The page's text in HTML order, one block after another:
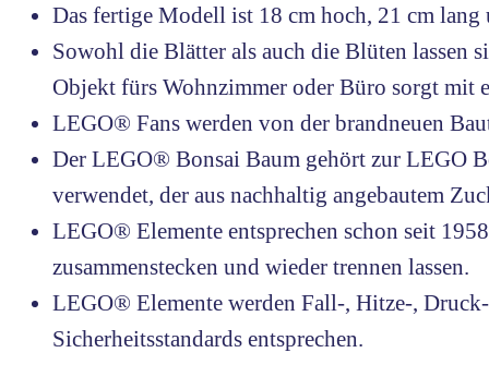
Das fertige Modell ist 18 cm hoch, 21 cm lang
Sowohl die Blätter als auch die Blüten lassen
Objekt fürs Wohnzimmer oder Büro sorgt mit
LEGO® Fans werden von der brandneuen
Der LEGO® Bonsai Baum gehört zur LEGO
verwendet, der aus nachhaltig angebautem
LEGO® Elemente entsprechen schon seit
zusammenstecken und wieder trennen lassen.
LEGO® Elemente werden Fall-, Hitze-,
Sicherheitsstandards entsprechen.